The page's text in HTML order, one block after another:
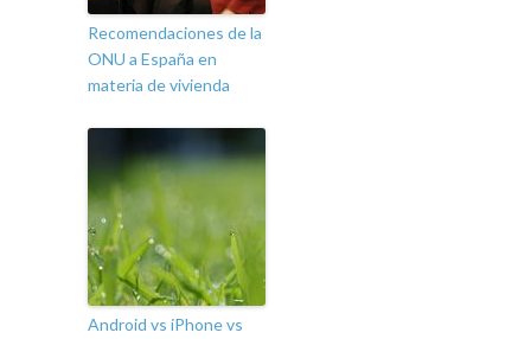
Recomendaciones de la
ONU a España en
materia de vivienda
Android vs iPhone vs